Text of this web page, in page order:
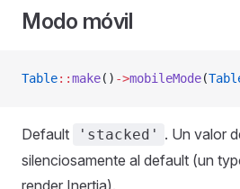
Modo móvil
Table::make() ->mobileMode(
Default 'stacked' . Un valor
silenciosamente al default (un
render Inertia).